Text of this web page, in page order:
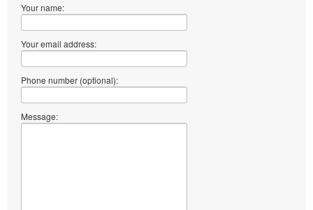
Your name:
Your email address:
Phone number (optional):
Message: